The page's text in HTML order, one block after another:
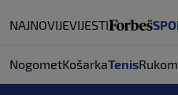
NAJNOVIJEVIJESTI
NogometKošarkaTenis